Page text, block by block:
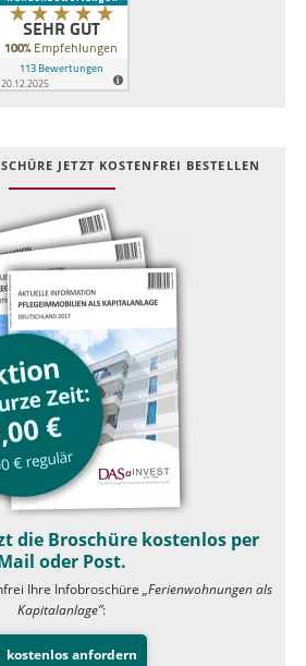
JETZT KOSTEN­FREI BESTELLEN
die Broschüre kostenlos per
oder Post.
Ihre Infobroschüre „Ferienwohnungen als
Kapitalanlage”:
kostenlos anfordern